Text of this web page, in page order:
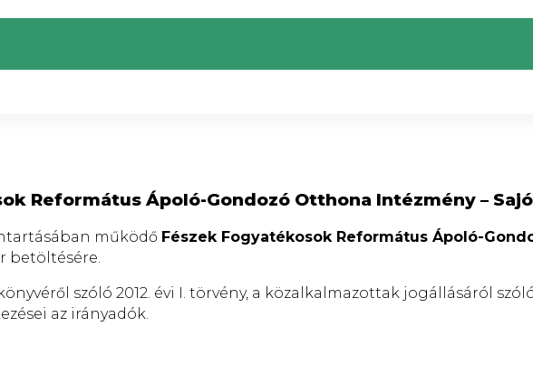
Református Ápoló-Gondozó Otthona Intézmény –
működő Fészek Fogyatékosok Református Ápoló-
betöltésére.
szóló 2012. évi I. törvény, a közalkalmazottak jogállásáról szóló
az irányadók.